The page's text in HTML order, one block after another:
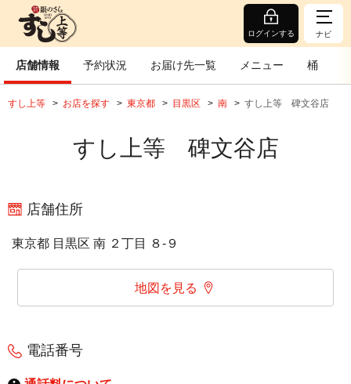
ログインする ナビ
店舗情報 予約状況 お届け先一覧 メニュー 桶
すし上等 お店を探す 東京都 目黒区 南 すし上等 碑文谷店
すし上等 碑文谷店
店舗住所
東京都 目黒区 南 ２丁目 ８‐９
地図を見る
電話番号